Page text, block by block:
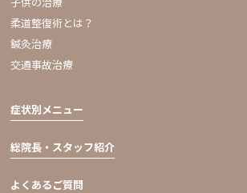
柔道整復術とは？
鍼灸治療
交通事故治療
症状別メニュー
総院長・スタッフ紹介
よくあるご質問